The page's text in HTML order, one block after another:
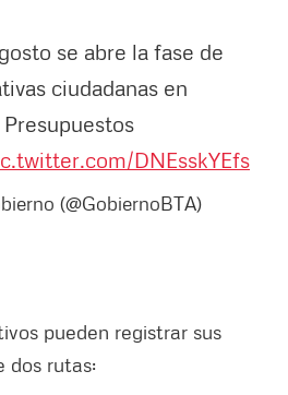
se abre la fase de
ciudadanas en
DNEsskYEfs
(@GobiernoBTA)
pueden registrar sus
dos rutas: